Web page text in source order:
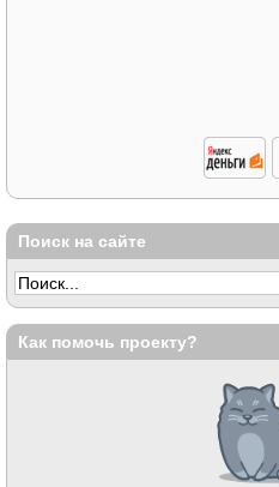
Поиск на сайте
Как помочь проекту?